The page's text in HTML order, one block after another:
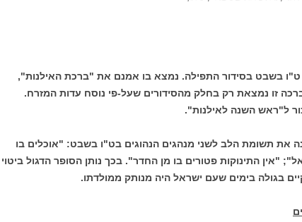
בשבט בסידור התפילה. נמצא בו אמנם את "ברכת האילנות",
זו נמצאת רק בחלק מהסידורים שעל-פי נוסח עדות המזרח.
ל"ראש השנה לאילנות".
את תשומת הלב לשני מנהגים הנהוגים בט"ו בשבט: "אוכלים בו
"אין התינוקות פטורים בו מן החדר". בכך נותן הסופר הדגול ביטוי
בגולה בימים שעם ישראל היה מנותק ממולדתו.